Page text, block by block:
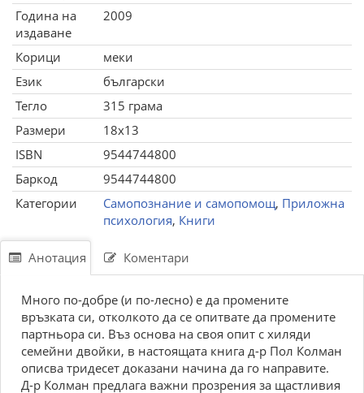
Година на
издаване
2009
Корици
меки
Език
български
Тегло
315 грама
Размери
18x13
ISBN
9544744800
Баркод
9544744800
Категории
Самопознание и самопомощ, Приложна
психология, Книги
Анотация Коментари
Много по-добре (и по-лесно) е да промените
връзката си, отколкото да се опитвате да промените
партньора си. Въз основа на своя опит с хиляди
семейни двойки, в настоящата книга д-р Пол Колман
описва тридесет доказани начина да го направите.
Д-р Колман предлага важни прозрения за щастливия